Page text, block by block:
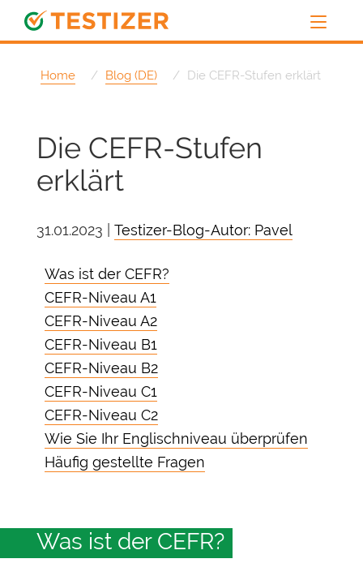
Home Blog (DE) Die CEFR-Stufen erklärt
Die CEFR-Stufen
erklärt
31.01.2023 | Testizer-Blog-Autor: Pavel
Was ist der CEFR?
CEFR-Niveau A1
CEFR-Niveau A2
CEFR-Niveau B1
CEFR-Niveau B2
CEFR-Niveau C1
CEFR-Niveau C2
Wie Sie Ihr Englischniveau überprüfen
Häufig gestellte Fragen
Was ist der CEFR?